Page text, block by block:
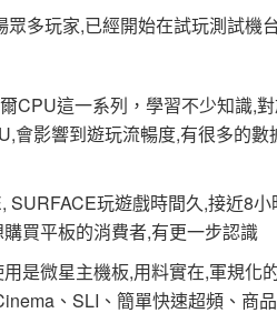
多玩家,已經開始在試玩測試機
CPU這一系列，學習不少知識,
會影響到遊玩流暢度,有很多的
玩遊戲時間久,接近8
買平板的消費者,有更一步認識
是微星主機板,用料實在,軍規化
、SLI、簡單快速超頻、商